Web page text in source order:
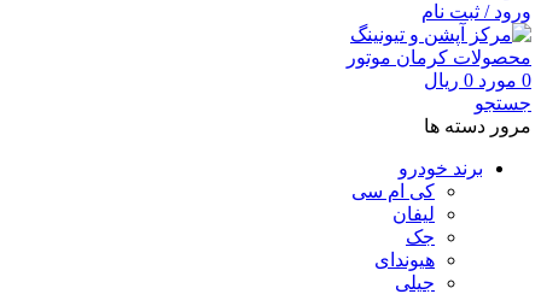
ورود / ثبت نام
0 مورد 0 ریال
جستجو
مرور دسته ها
برند خودرو
کی ام سی
لیفان
جک
هیوندای
جیلی